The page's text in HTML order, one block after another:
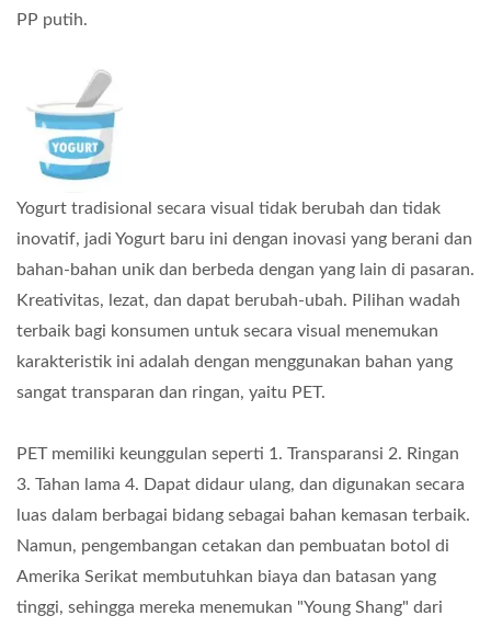
PP putih.
Yogurt tradisional secara visual tidak berubah dan tidak
inovatif, jadi Yogurt baru ini dengan inovasi yang berani dan
bahan-bahan unik dan berbeda dengan yang lain di pasaran.
Kreativitas, lezat, dan dapat berubah-ubah. Pilihan wadah
terbaik bagi konsumen untuk secara visual menemukan
karakteristik ini adalah dengan menggunakan bahan yang
sangat transparan dan ringan, yaitu PET.
PET memiliki keunggulan seperti 1. Transparansi 2. Ringan
3. Tahan lama 4. Dapat didaur ulang, dan digunakan secara
luas dalam berbagai bidang sebagai bahan kemasan terbaik.
Namun, pengembangan cetakan dan pembuatan botol di
Amerika Serikat membutuhkan biaya dan batasan yang
tinggi, sehingga mereka menemukan "Young Shang" dari